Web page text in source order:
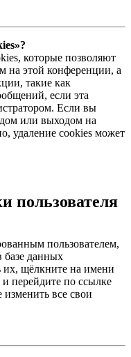
которые позволяют
на этой конференции, а
такие как
если эта
Если вы
или выходом на
удаление cookies может
пользователя
пользователем,
базе данных
щёлкните на имени
и перейдите по ссылке
все свои